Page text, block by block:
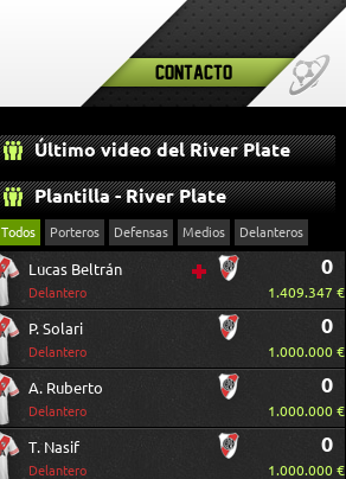
Contacto
Último video del River Plate
Plantilla - River Plate
Todos Porteros Defensas Medios Delanteros
Lucas Beltrán
Delantero
0
1.409.347 €
P. Solari
Delantero
0
1.000.000 €
A. Ruberto
Delantero
0
1.000.000 €
T. Nasif
Delantero
0
1.000.000 €